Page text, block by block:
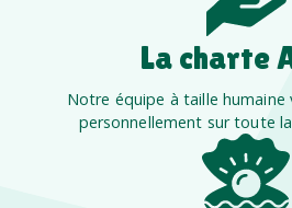
La charte
Notre équipe à taille humaine
personnellement sur toute